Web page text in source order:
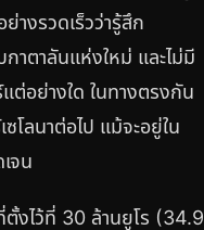
างรวดเร็วว่ารู้สึก
าตาลันแห่งใหม่ และไม่มี
ต่อย่างใด ในทางตรงกัน
โลนาต่อไป แม้จะอยู่ใน
จน
ตั้งไว้ที่ 30 ล้านยูโร (34.9